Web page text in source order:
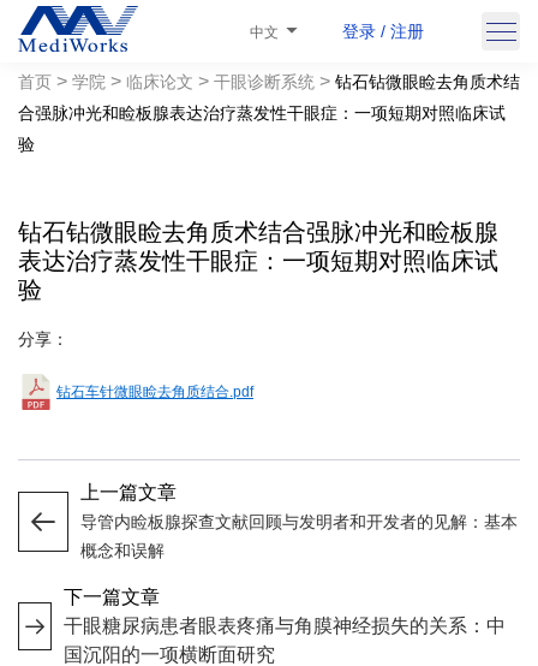
中文 登录 / 注册
首页 > 学院 > 临床论文 > 干眼诊断系统 > 钻石钻微眼睑去角质术结
合强脉冲光和睑板腺表达治疗蒸发性干眼症：一项短期对照临床试
验
钻石钻微眼睑去角质术结合强脉冲光和睑板腺
表达治疗蒸发性干眼症：一项短期对照临床试
验
分享：
钻石车针微眼睑去角质结合.pdf
上一篇文章
导管内睑板腺探查文献回顾与发明者和开发者的见解：基本
概念和误解
下一篇文章
干眼糖尿病患者眼表疼痛与角膜神经损失的关系：中
国沉阳的一项横断面研究